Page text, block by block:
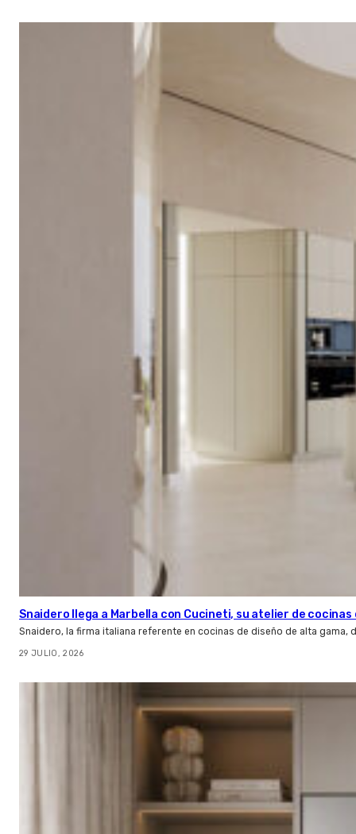
Snaidero llega a Marbella con Cucineti, su atelier de cocinas
Snaidero, la firma italiana referente en cocinas de diseño de alta gama,
29 JULIO, 2026